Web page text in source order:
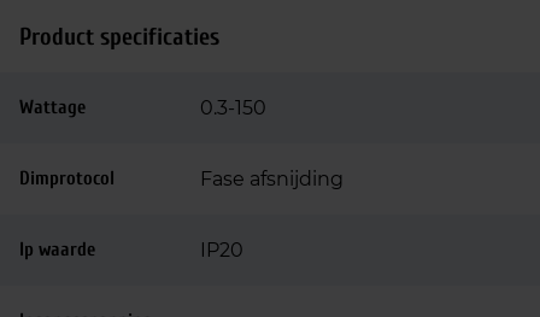
Product specificaties
Wattage 0.3-150
Dimprotocol Fase afsnijding
Ip waarde IP20